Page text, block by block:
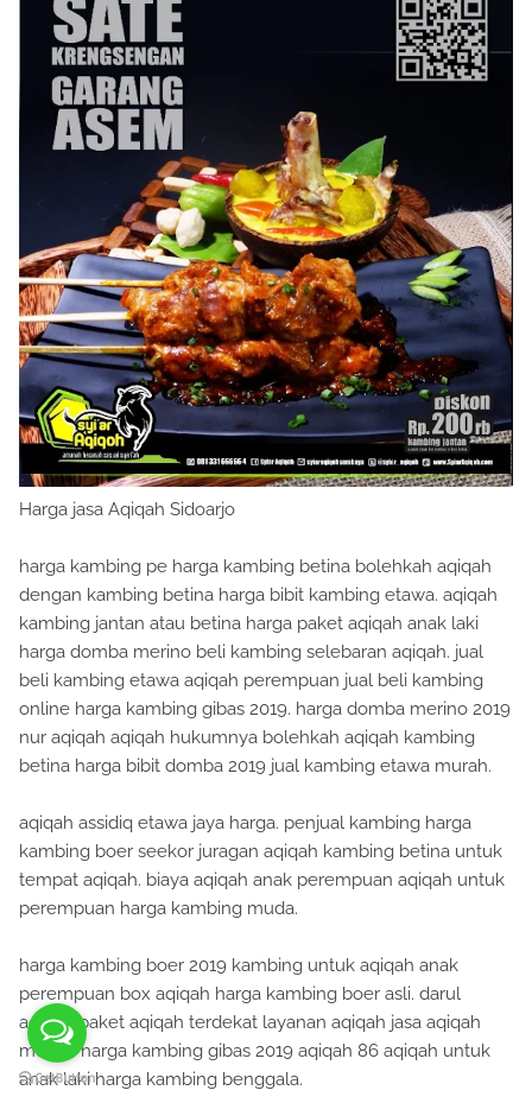
Harga jasa Aqiqah Sidoarjo
harga kambing pe harga kambing betina bolehkah aqiqah
dengan kambing betina harga bibit kambing etawa. aqiqah
kambing jantan atau betina harga paket aqiqah anak laki
harga domba merino beli kambing selebaran aqiqah. jual
beli kambing etawa aqiqah perempuan jual beli kambing
online harga kambing gibas 2019. harga domba merino 2019
nur aqiqah aqiqah hukumnya bolehkah aqiqah kambing
betina harga bibit domba 2019 jual kambing etawa murah.
aqiqah assidiq etawa jaya harga. penjual kambing harga
kambing boer seekor juragan aqiqah kambing betina untuk
tempat aqiqah. biaya aqiqah anak perempuan aqiqah untuk
perempuan harga kambing muda.
harga kambing boer 2019 kambing untuk aqiqah anak
perempuan box aqiqah harga kambing boer asli. darul
aqiqah paket aqiqah terdekat layanan aqiqah jasa aqiqah
murah. harga kambing gibas 2019 aqiqah 86 aqiqah untuk
anak laki harga kambing benggala.